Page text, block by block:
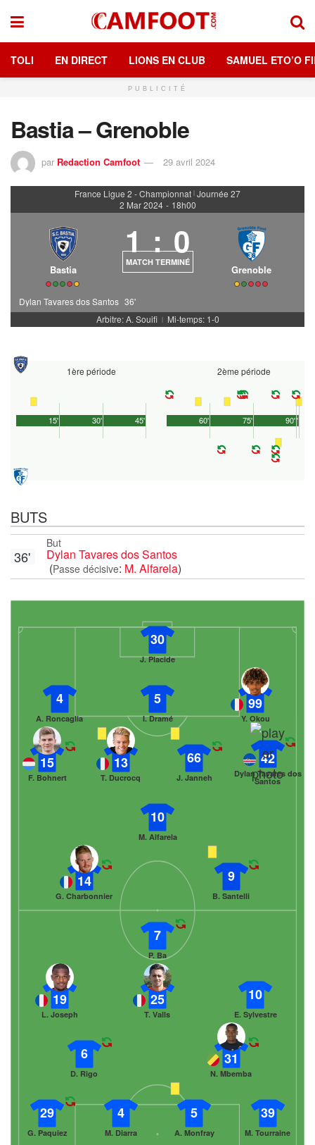
TOLI EN DIRECT LIONS EN CLUB SAMUEL ETO’O
PUBLICITÉ
Bastia – Grenoble
par Redaction Camfoot 29 avril 2024
France Ligue 2 - Championnat | Journée 27
2 Mar 2024 - 18h00
Bastia
1 : 0
MATCH TERMINÉ
Grenoble
Dylan Tavares dos Santos 36'
Arbitre: A. Souifi | Mi-temps: 1-0
1ère période
45'
15' 30'
2ème période
90'
60' 75' 1'
BUTS
But
Dylan Tavares dos Santos
(Passe décisive: M. Alfarela)
36'
30
J. Placide
99
Y. Okou
5
I. Dramé
4
A. Roncaglia
42
Dylan Tavares dos
Santos
66
J. Janneh
13
T. Ducrocq
15
F. Bohnert
10
M. Alfarela
9
B. Santelli
14
G. Charbonnier
29
G. Paquiez
4
M. Diarra
5
A. Monfray
39
M. Tourraine
6
D. Rigo
31
N. Mbemba
19
L. Joseph
25
T. Valls
10
E. Sylvestre
7
P. Ba